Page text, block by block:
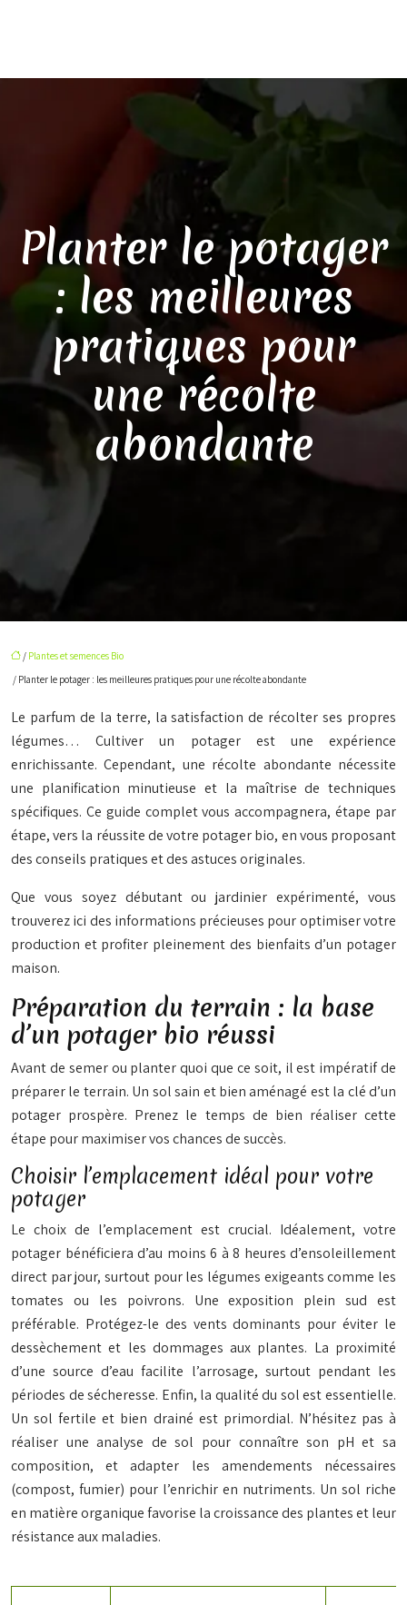
Planter le potager
: les meilleures
pratiques pour
une récolte
abondante
/ Plantes et semences Bio
/ Planter le potager : les meilleures pratiques pour une récolte abondante
Le parfum de la terre, la satisfaction de récolter ses propres
légumes… Cultiver un potager est une expérience
enrichissante. Cependant, une récolte abondante nécessite
une planification minutieuse et la maîtrise de techniques
spécifiques. Ce guide complet vous accompagnera, étape par
étape, vers la réussite de votre potager bio, en vous proposant
des conseils pratiques et des astuces originales.
Que vous soyez débutant ou jardinier expérimenté, vous
trouverez ici des informations précieuses pour optimiser votre
production et profiter pleinement des bienfaits d’un potager
maison.
Préparation du terrain : la base
d’un potager bio réussi
Avant de semer ou planter quoi que ce soit, il est impératif de
préparer le terrain. Un sol sain et bien aménagé est la clé d’un
potager prospère. Prenez le temps de bien réaliser cette
étape pour maximiser vos chances de succès.
Choisir l’emplacement idéal pour votre
potager
Le choix de l’emplacement est crucial. Idéalement, votre
potager bénéficiera d’au moins 6 à 8 heures d’ensoleillement
direct par jour, surtout pour les légumes exigeants comme les
tomates ou les poivrons. Une exposition plein sud est
préférable. Protégez-le des vents dominants pour éviter le
dessèchement et les dommages aux plantes. La proximité
d’une source d’eau facilite l’arrosage, surtout pendant les
périodes de sécheresse. Enfin, la qualité du sol est essentielle.
Un sol fertile et bien drainé est primordial. N’hésitez pas à
réaliser une analyse de sol pour connaître son pH et sa
composition, et adapter les amendements nécessaires
(compost, fumier) pour l’enrichir en nutriments. Un sol riche
en matière organique favorise la croissance des plantes et leur
résistance aux maladies.